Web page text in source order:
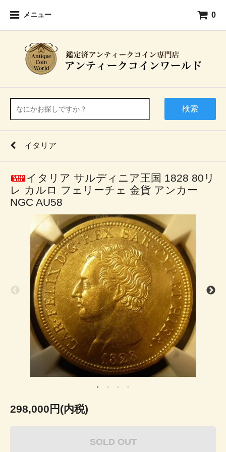
メニュー 0
検索
イタリア
イタリア サルディニア王国 1828 80リ
レ カルロ フェリーチェ 金貨 アンカー
NGC AU58
298,000円(内税)
SOLD OUT